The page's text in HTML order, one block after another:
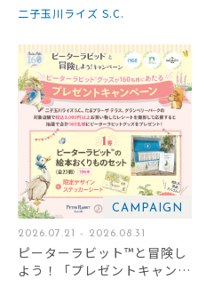
二子玉川ライズ S.C.
CAMPAIGN
2026.07.21 - 2026.08.31
ピーターラビット™と冒険し
よう！「プレゼントキャンペ